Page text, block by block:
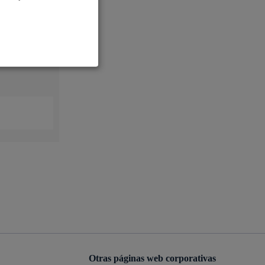
De
Otras páginas web corporativas